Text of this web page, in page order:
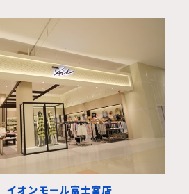
オンモール富士宮店